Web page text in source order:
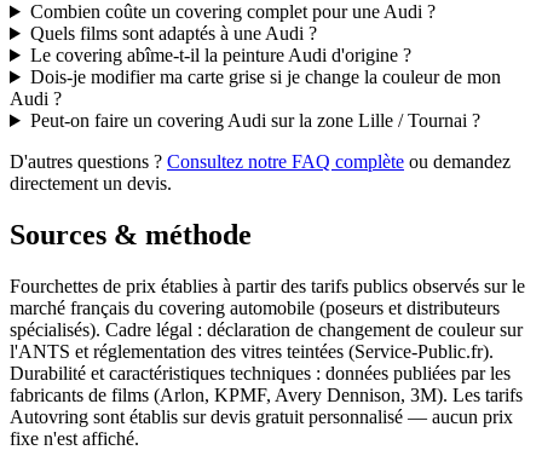
Combien coûte un covering complet pour une Audi ?
Quels films sont adaptés à une Audi ?
Le covering abîme-t-il la peinture Audi d'origine ?
Dois-je modifier ma carte grise si je change la couleur de mon
Audi ?
Peut-on faire un covering Audi sur la zone Lille / Tournai ?
D'autres questions ? Consultez notre FAQ complète ou demandez
directement un devis.
Sources & méthode
Fourchettes de prix établies à partir des tarifs publics observés sur le
marché français du covering automobile (poseurs et distributeurs
spécialisés). Cadre légal : déclaration de changement de couleur sur
l'ANTS et réglementation des vitres teintées (Service-Public.fr).
Durabilité et caractéristiques techniques : données publiées par les
fabricants de films (Arlon, KPMF, Avery Dennison, 3M). Les tarifs
Autovring sont établis sur devis gratuit personnalisé — aucun prix
fixe n'est affiché.